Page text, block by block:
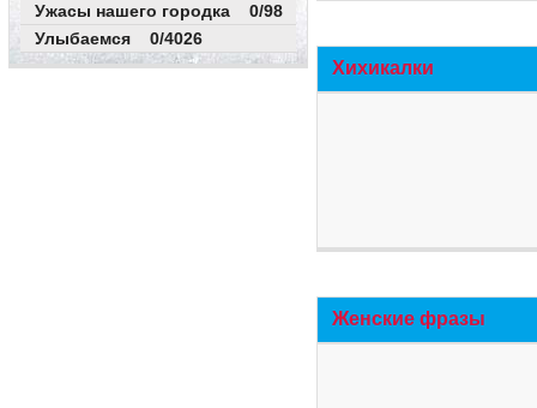
Ужасы нашего городка 0/98
Улыбаемся 0/4026
Хихикалки
Женские фразы